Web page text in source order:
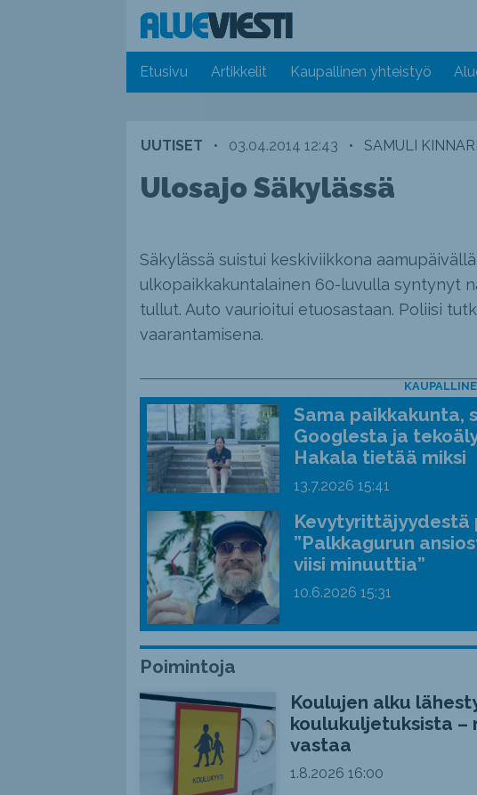
Etusivu Artikkelit Kaupallinen yhteistyö
UUTISET • 03.04.2014 12:43 • SAMULI KINNARI
Ulosajo Säkylässä
Säkylässä suistui keskiviikkona
ulkopaikkakuntalainen 60-luvulla syntynyt
tullut. Auto vaurioitui etuosastaan. Poliisi
vaarantamisena.
Sama paikkakunta,
Googlesta ja
Hakala tietää miksi
13.7.2026 15:41
Kevytyrittäjyydestä
”Palkkagurun
viisi minuuttia”
10.6.2026 15:31
Poimintoja
Koulujen alku
koulukuljetuksista –
vastaa
1.8.2026 16:00